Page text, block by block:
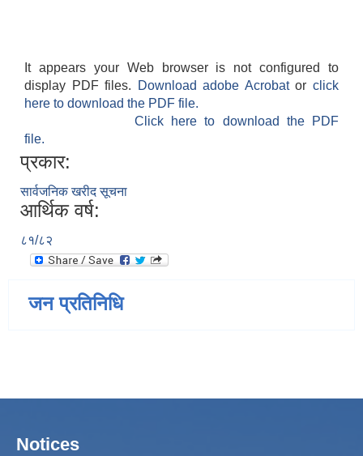
It appears your Web browser is not configured to
display PDF files.
Download adobe Acrobatorclick
here to download the PDF file.
Click here to download the PDF
file.
प्रकार:
सार्वजनिक खरीद सूचना
आर्थिक वर्ष:
८१/८२
जन प्रतिनिधि
Notices